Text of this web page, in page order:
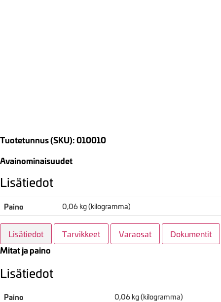
Tuotetunnus (SKU): 010010
Avainominaisuudet
Lisätiedot
Paino 0,06 kg (kilogramma)
Lisätiedot Tarvikkeet Varaosat Dokumentit
Mitat ja paino
Lisätiedot
Paino 0,06 kg (kilogramma)